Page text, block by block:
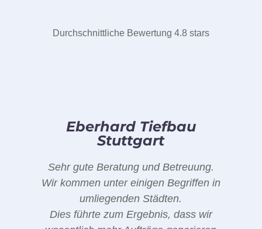
Durchschnittliche Bewertung 4.8 stars
Eberhard Tiefbau
Stuttgart
Sehr gute Beratung und Betreuung.
Wir kommen unter einigen Begriffen in
umliegenden Städten.
Dies führte zum Ergebnis, dass wir